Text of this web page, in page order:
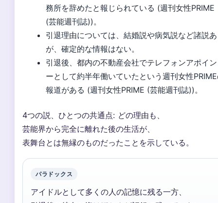
務所を辞めたと報じられている (週刊女性PRIME
(芸能週刊誌))。
引退理由については、結婚説や病気説など諸説
が、確定的な情報はない。
引退後、都内の不動産会社でテレフォンアポイ
ーとして約半年働いていたという週刊女性
報道がある (週刊女性PRIME (芸能週刊誌))。
4つの説、ひとつの共通点: どの理由も、
芸能界から完全に離れた後の生活が、
表舞台とは無縁のものだったことを示している。
パラドックス
アイドルとして多くの人の記憶に残る一方、